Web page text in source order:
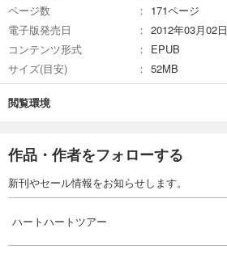
ページ数
171ページ
電子版発売日
2012年03月02日
コンテンツ形式
EPUB
サイズ(目安)
52MB
閲覧環境
作品・作者をフォローする
新刊やセール情報をお知らせします。
ハートハートツアー